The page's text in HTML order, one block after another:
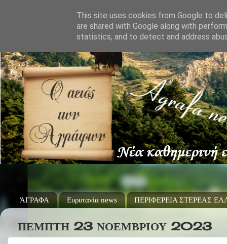
ΆΓΡΑΦΑ Ευρυτανία news ΠΕΡΙΦΕΡΕΙΑ ΣΤΕΡΕΑΣ
ΠΈΜΠΤΗ 23 ΝΟΕΜΒΡΊΟΥ 2023
This site uses cookies from Google to
are shared with Google along with
statistics, and to detect and address